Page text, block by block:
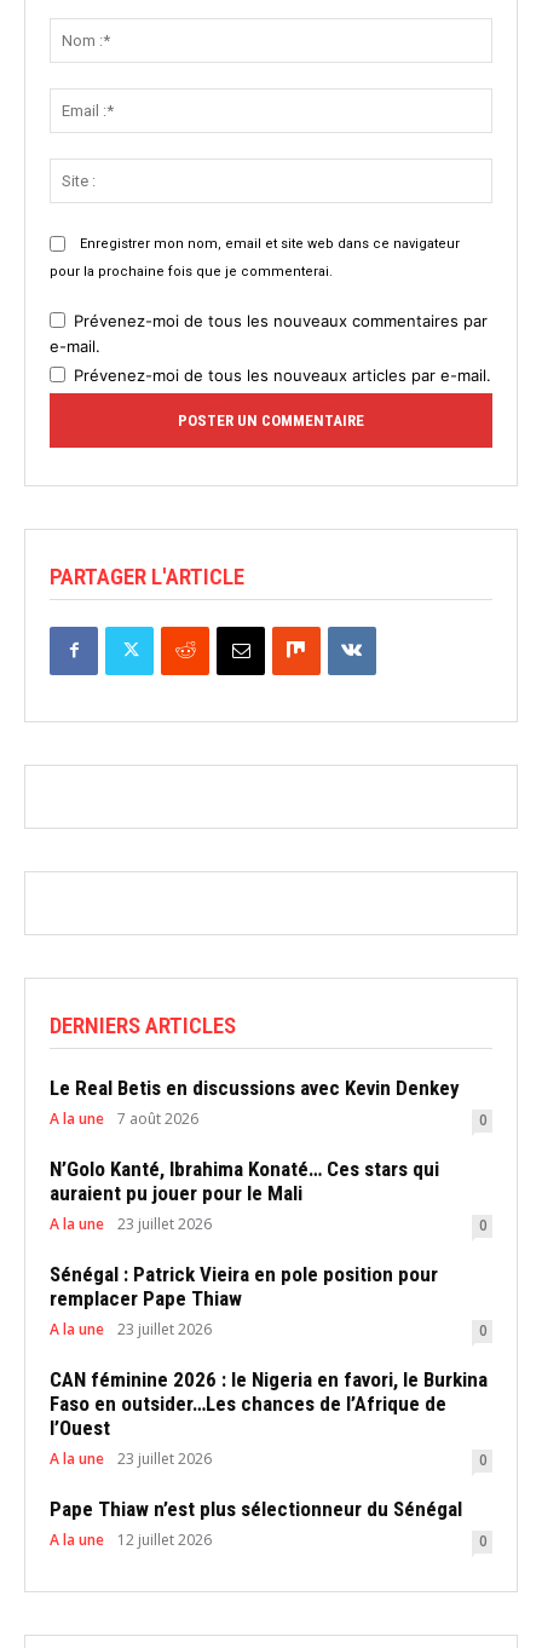
Enregistrer mon nom, email et site web dans ce navigateur
pour la prochaine fois que je commenterai.
Prévenez-moi de tous les nouveaux commentaires par
e-mail.
Prévenez-moi de tous les nouveaux articles par e-mail.
PARTAGER L'ARTICLE
DERNIERS ARTICLES
Le Real Betis en discussions avec Kevin Denkey
A la une 7 août 2026 0
N’Golo Kanté, Ibrahima Konaté… Ces stars qui
auraient pu jouer pour le Mali
A la une 23 juillet 2026 0
Sénégal : Patrick Vieira en pole position pour
remplacer Pape Thiaw
A la une 23 juillet 2026 0
CAN féminine 2026 : le Nigeria en favori, le Burkina
Faso en outsider…Les chances de l’Afrique de
l’Ouest
A la une 23 juillet 2026 0
Pape Thiaw n’est plus sélectionneur du Sénégal
A la une 12 juillet 2026 0